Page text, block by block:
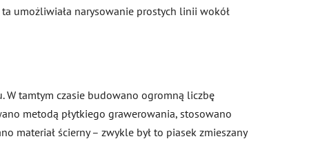
umożliwiała narysowanie prostych linii wokół
W tamtym czasie budowano ogromną liczbę
metodą płytkiego grawerowania, stosowano
materiał ścierny – zwykle był to piasek zmieszany